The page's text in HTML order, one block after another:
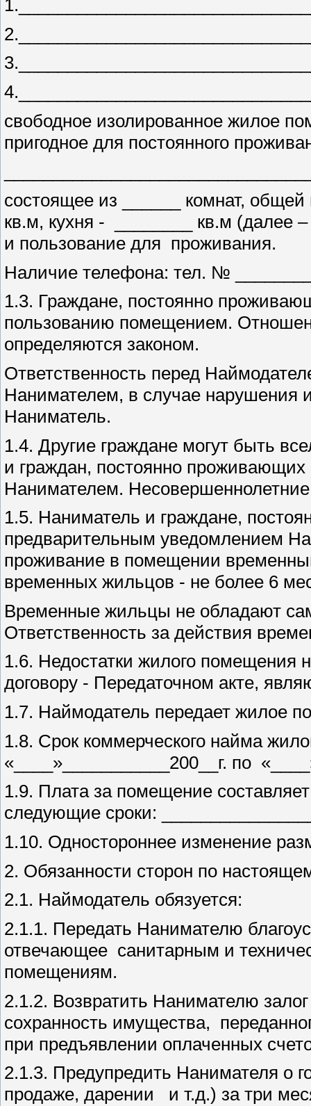
свободное изолированное жилое
пригодное для постоянного
состоящее из ______ комнат,
кв.м, кухня - ________ кв.м (далее
и пользование для проживания.
Наличие телефона: тел. №
1.3. Граждане, постоянно
пользованию помещением.
определяются законом.
Ответственность перед
Нанимателем, в случае нарушения
Наниматель.
1.4. Другие граждане могут быть
и граждан, постоянно
Нанимателем.
1.5. Наниматель и граждане,
предварительным уведомлением
проживание в помещении
временных жильцов - не более 6
Временные жильцы не обладают
Ответственность за действия
1.6. Недостатки жилого
договору - Передаточном акте,
1.7. Наймодатель передает жилое
1.8. Срок коммерческого найма
«____»___________200__г. по
1.9. Плата за помещение
следующие сроки:
1.10. Одностороннее изменение
2. Обязанности сторон по
2.1. Наймодатель обязуется:
2.1.1. Передать Нанимателю
отвечающее санитарным и
помещениям.
2.1.2. Возвратить Нанимателю
сохранность имущества,
при предъявлении оплаченных
2.1.3. Предупредить Нанимателя о
продаже, дарении и т.д.) за три